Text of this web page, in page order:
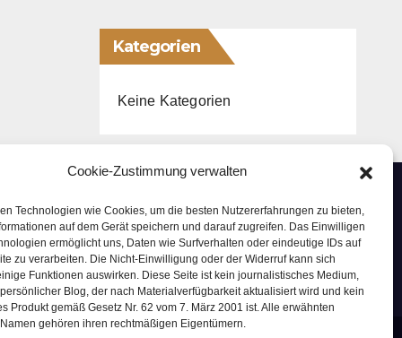
Cookie-Zustimmung verwalten
Technologien wie Cookies, um die besten Nutzererfahrungen zu bieten,
auf dem Gerät speichern und darauf zugreifen. Das Einwilligen
ermöglicht uns, Daten wie Surfverhalten oder eindeutige IDs auf
zu verarbeiten. Die Nicht-Einwilligung oder der Widerruf kann sich
Funktionen auswirken. Diese Seite ist kein journalistisches Medium,
Blog, der nach Materialverfügbarkeit aktualisiert wird und kein
Produkt gemäß Gesetz Nr. 62 vom 7. März 2001 ist. Alle erwähnten
gehören ihren rechtmäßigen Eigentümern.
Kategorien
Keine Kategorien